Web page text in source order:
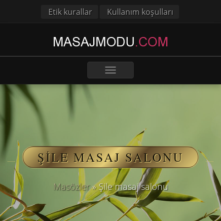
Etik kurallar Kullanım koşulları
Toggle
navigation
ŞILE MASAJ SALONU
Masözler»Şile masaj salonu